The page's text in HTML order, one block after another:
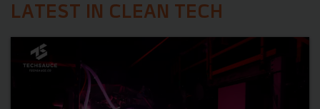
LATEST IN CLEAN TECH